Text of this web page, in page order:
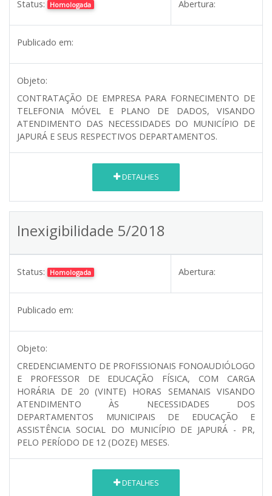
Status: Homologada Abertura:
Publicado em:
Objeto:
CONTRATAÇÃO DE EMPRESA PARA FORNECIMENTO DE
TELEFONIA MÓVEL E PLANO DE DADOS, VISANDO
ATENDIMENTO DAS NECESSIDADES DO MUNICÍPIO DE
JAPURÁ E SEUS RESPECTIVOS DEPARTAMENTOS.
DETALHES
Inexigibilidade 5/2018
Status: Homologada Abertura:
Publicado em:
Objeto:
CREDENCIAMENTO DE PROFISSIONAIS FONOAUDIÓLOGO
E PROFESSOR DE EDUCAÇÃO FÍSICA, COM CARGA
HORÁRIA DE 20 (VINTE) HORAS SEMANAIS VISANDO
ATENDIMENTO ÀS NECESSIDADES DOS
DEPARTAMENTOS MUNICIPAIS DE EDUCAÇÃO E
ASSISTÊNCIA SOCIAL DO MUNICÍPIO DE JAPURÁ - PR,
PELO PERÍODO DE 12 (DOZE) MESES.
DETALHES